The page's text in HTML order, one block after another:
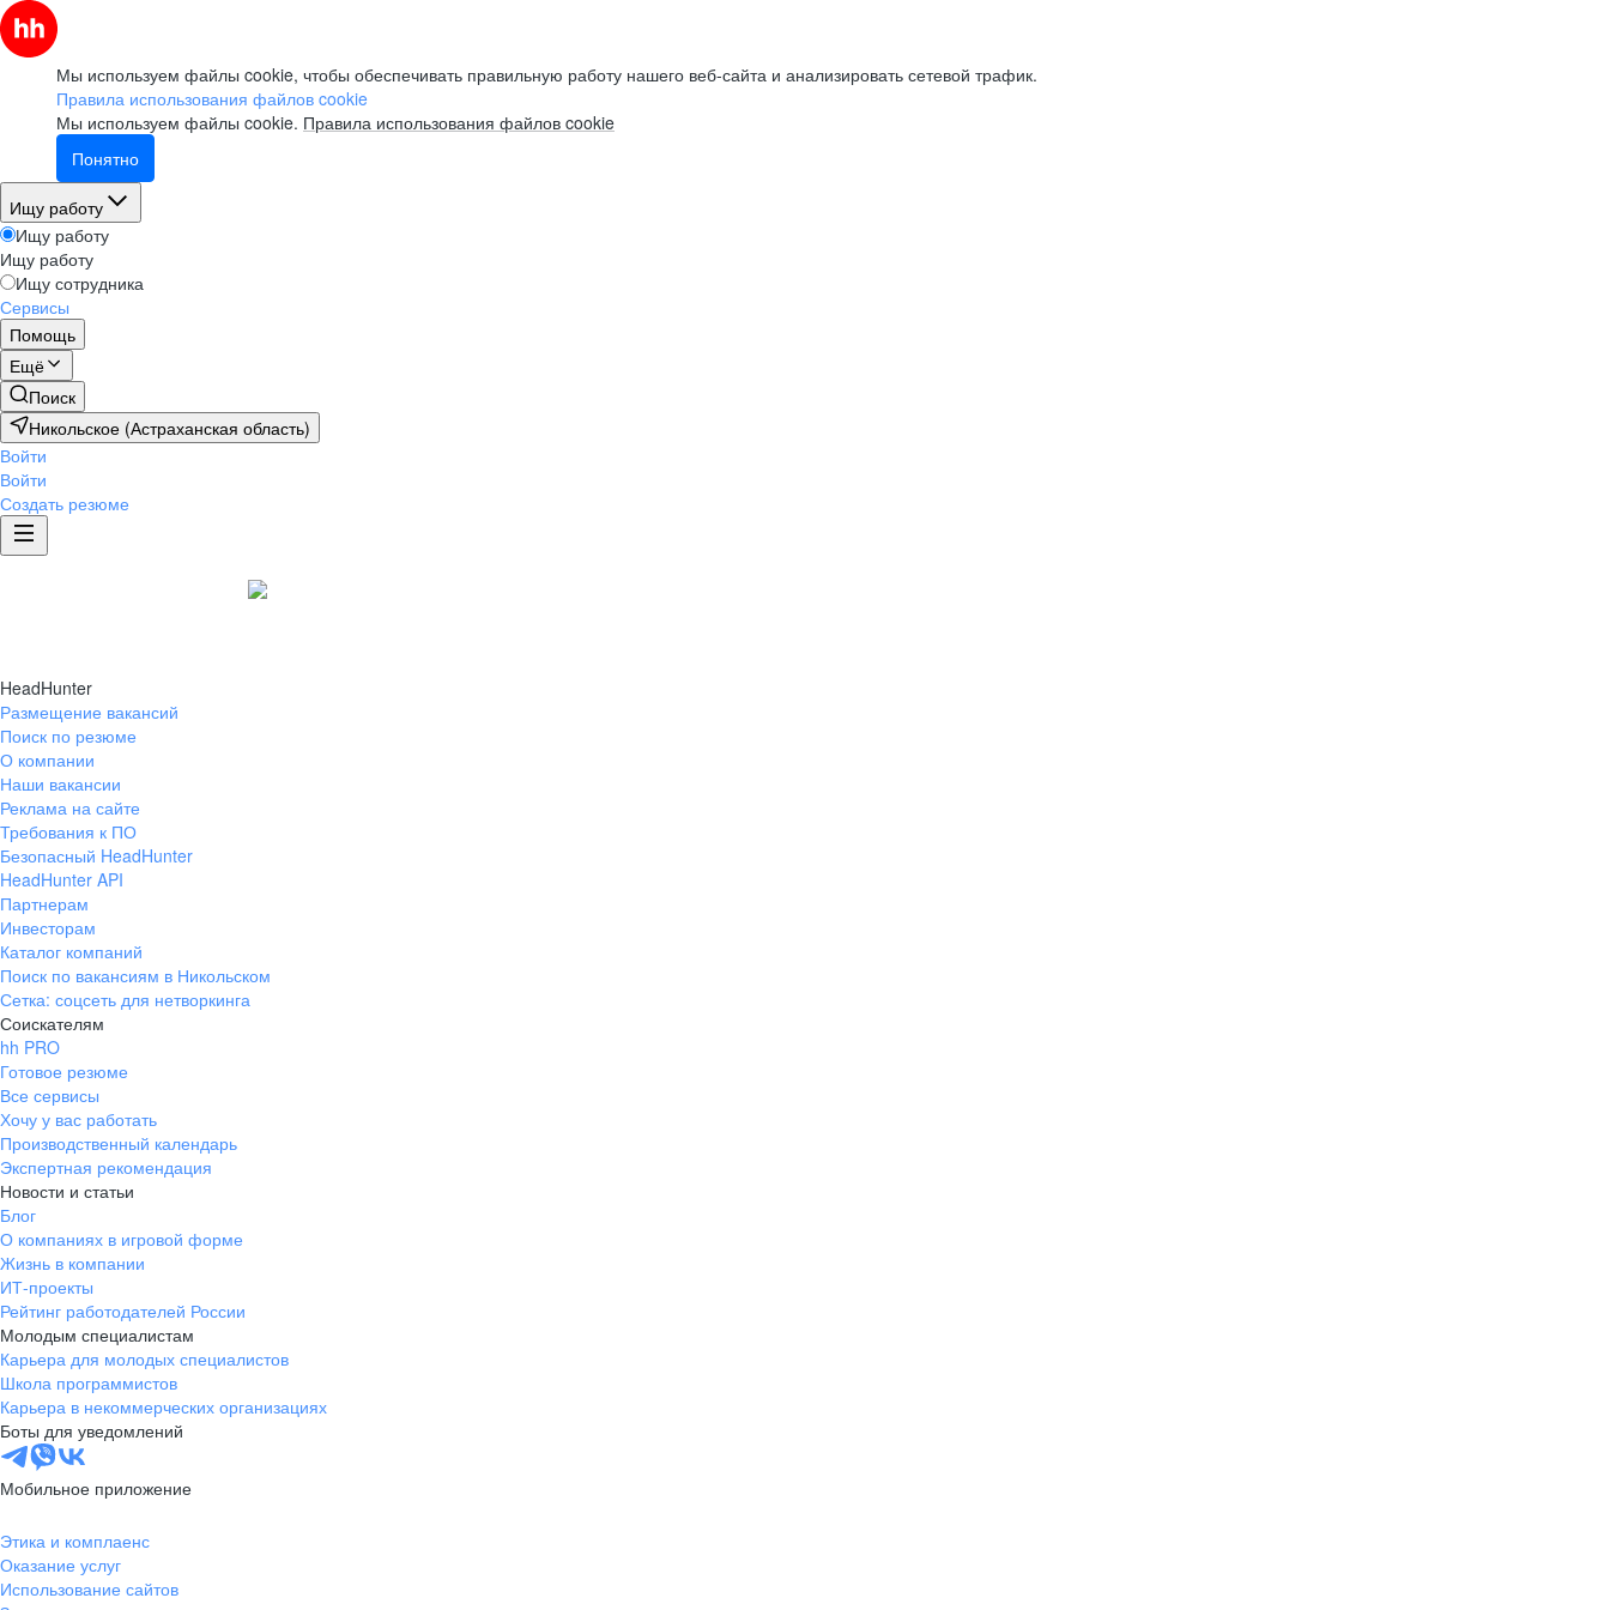
Мы используем файлы cookie, чтобы обеспечивать правильную работу нашего веб-сайта и анализировать сетевой трафик.
Правила использования файлов cookie
Мы используем файлы cookie. Правила использования файлов cookie
Понятно
Ищу работу
Ищу работу
Ищу работу
Ищу сотрудника
Сервисы
Помощь
Ещё
Поиск
Никольское (Астраханская область)
Войти
Войти
Создать резюме
HeadHunter
Размещение вакансий
Поиск по резюме
О компании
Наши вакансии
Реклама на сайте
Требования к ПО
Безопасный HeadHunter
HeadHunter API
Партнерам
Инвесторам
Каталог компаний
Поиск по вакансиям в Никольском
Сетка: соцсеть для нетворкинга
Соискателям
hh PRO
Готовое резюме
Все сервисы
Хочу у вас работать
Производственный календарь
Экспертная рекомендация
Новости и статьи
Блог
О компаниях в игровой форме
Жизнь в компании
ИТ-проекты
Рейтинг работодателей России
Молодым специалистам
Карьера для молодых специалистов
Школа программистов
Карьера в некоммерческих организациях
Боты для уведомлений
Мобильное приложение
Этика и комплаенс
Оказание услуг
Использование сайтов